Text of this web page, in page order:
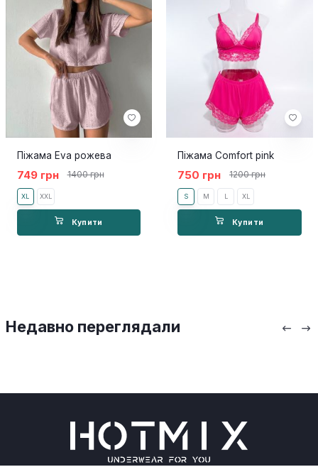
Піжама Eva рожева
749 грн 1400 грн
XL XXL
Купити
Піжама Comfort pink
750 грн 1200 грн
S M L XL
Купити
Недавно переглядали